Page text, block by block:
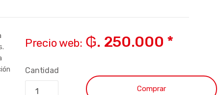
Precio web: ₲. 250.000 *
Cantidad
Comprar